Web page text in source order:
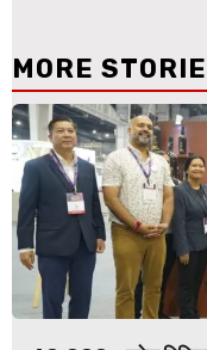
MORE